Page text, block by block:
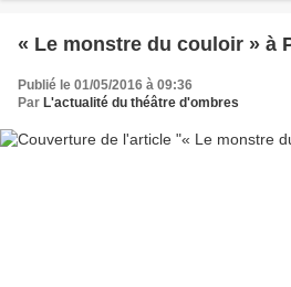
« Le monstre du couloir » à
Publié le 01/05/2016 à 09:36
Par L'actualité du théâtre d'ombres